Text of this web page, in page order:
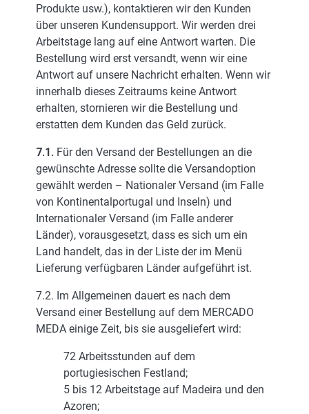
Produkte usw.), kontaktieren wir den Kunden
über unseren Kundensupport. Wir werden drei
Arbeitstage lang auf eine Antwort warten. Die
Bestellung wird erst versandt, wenn wir eine
Antwort auf unsere Nachricht erhalten. Wenn wir
innerhalb dieses Zeitraums keine Antwort
erhalten, stornieren wir die Bestellung und
erstatten dem Kunden das Geld zurück.
7.1. Für den Versand der Bestellungen an die
gewünschte Adresse sollte die Versandoption
gewählt werden – Nationaler Versand (im Falle
von Kontinentalportugal und Inseln) und
Internationaler Versand (im Falle anderer
Länder), vorausgesetzt, dass es sich um ein
Land handelt, das in der Liste der im Menü
Lieferung verfügbaren Länder aufgeführt ist.
7.2. Im Allgemeinen dauert es nach dem
Versand einer Bestellung auf dem MERCADO
MEDA einige Zeit, bis sie ausgeliefert wird:
72 Arbeitsstunden auf dem
portugiesischen Festland;
5 bis 12 Arbeitstage auf Madeira und den
Azoren;